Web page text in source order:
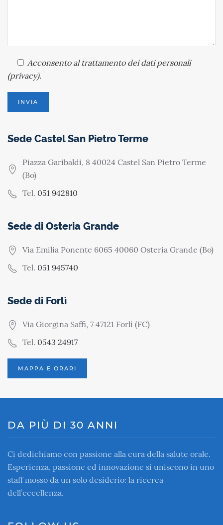
Acconsentoal trattamento dei dati personali
(privacy).
Sede Castel San Pietro Terme
Piazza Garibaldi, 8 40024 Castel San Pietro Terme
(Bo)
Tel. 051 942810
Sede di Osteria Grande
Via Emilia Ponente 6065 40060 Osteria Grande (Bo)
Tel. 051 945740
Sede di Forlì
Via Giorgina Saffi, 7 47121 Forlì (FC)
Tel. 0543 24917
MAPPA E ORARI
DA PIÙ DI 30 ANNI
Ci dedichiamo con passione alla cura della salute orale.
Esperienza, passione ed innovazione si uniscono in uno
staff mosso da un solo desiderio: la ricerca
dell’eccellenza.